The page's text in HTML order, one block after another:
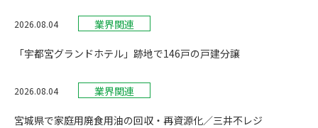
2026.08.04 業界関連
「宇都宮グランドホテル」跡地で146戸の戸建分譲
2026.08.04 業界関連
宮城県で家庭用廃食用油の回収・再資源化／三井不レジ